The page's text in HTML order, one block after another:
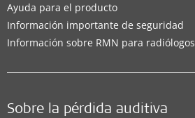
Ayuda para el producto
Información importante de seguridad
Información sobre RMN para radiólogos
Sobre la pérdida auditiva